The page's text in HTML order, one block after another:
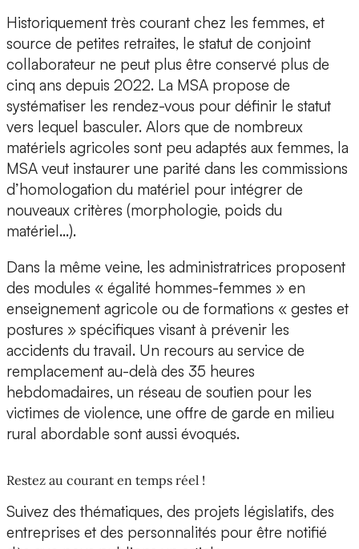
Historiquement très courant chez les femmes, et
source de petites retraites, le statut de conjoint
collaborateur ne peut plus être conservé plus de
cinq ans depuis 2022. La MSA propose de
systématiser les rendez-vous pour définir le statut
vers lequel basculer. Alors que de nombreux
matériels agricoles sont peu adaptés aux femmes, la
MSA veut instaurer une parité dans les commissions
d’homologation du matériel pour intégrer de
nouveaux critères (morphologie, poids du
matériel…).
Dans la même veine, les administratrices proposent
des modules « égalité hommes-femmes » en
enseignement agricole ou de formations « gestes et
postures » spécifiques visant à prévenir les
accidents du travail. Un recours au service de
remplacement au-delà des 35 heures
hebdomadaires, un réseau de soutien pour les
victimes de violence, une offre de garde en milieu
rural abordable sont aussi évoqués.
Restez au courant en temps réel !
Suivez des thématiques, des projets législatifs, des
entreprises et des personnalités pour être notifié